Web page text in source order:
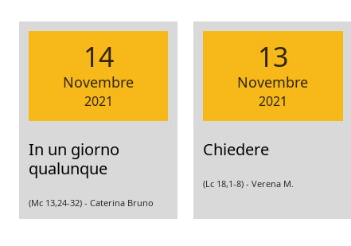
14
Novembre
2021
In un giorno
qualunque
(Mc 13,24-32) - Caterina Bruno
13
Novembre
2021
Chiedere
(Lc 18,1-8) -Verena M.